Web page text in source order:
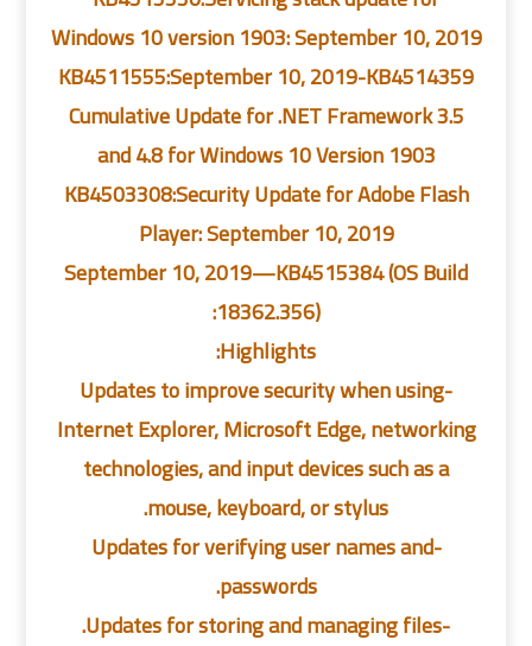
Windows 10 version 1903: September 10, 2019
KB4511555:September 10, 2019-KB4514359
Cumulative Update for .NET Framework 3.5
and 4.8 for Windows 10 Version 1903
KB4503308:Security Update for Adobe Flash
Player: September 10, 2019
September 10, 2019—KB4515384 (OS Build
18362.356):
Highlights:
-Updates to improve security when using
Internet Explorer, Microsoft Edge, networking
technologies, and input devices such as a
mouse, keyboard, or stylus.
-Updates for verifying user names and
passwords.
-Updates for storing and managing files.